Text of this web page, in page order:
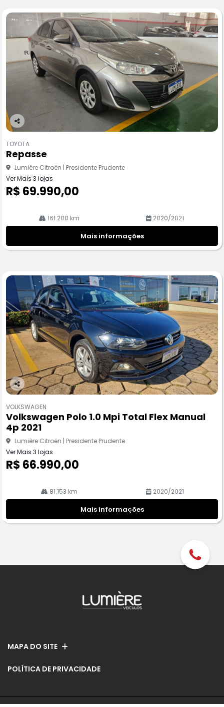
Co
pa
rtil
he
TOYOTA
Repasse
Lumière Citroën | Presidente Prudente
Ver Mais 3 lojas
R$ 69.990,00
161.200 km 2020/2021
Mais informações
Co
pa
rtil
he
VOLKSWAGEN
Volkswagen Polo 1.0 Mpi Total Flex Manual
4p 2021
Lumière Citroën | Presidente Prudente
Ver Mais 3 lojas
R$ 66.990,00
81.153 km 2020/2021
Mais informações
MAPA DO SITE
POLÍTICA DE PRIVACIDADE